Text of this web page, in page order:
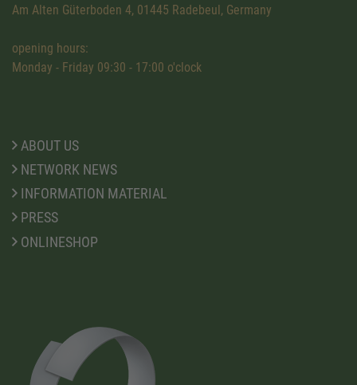
Am Alten Güterboden 4, 01445 Radebeul, Germany
opening hours:
Monday - Friday 09:30 - 17:00 o'clock
ABOUT US
NETWORK NEWS
INFORMATION MATERIAL
PRESS
ONLINESHOP